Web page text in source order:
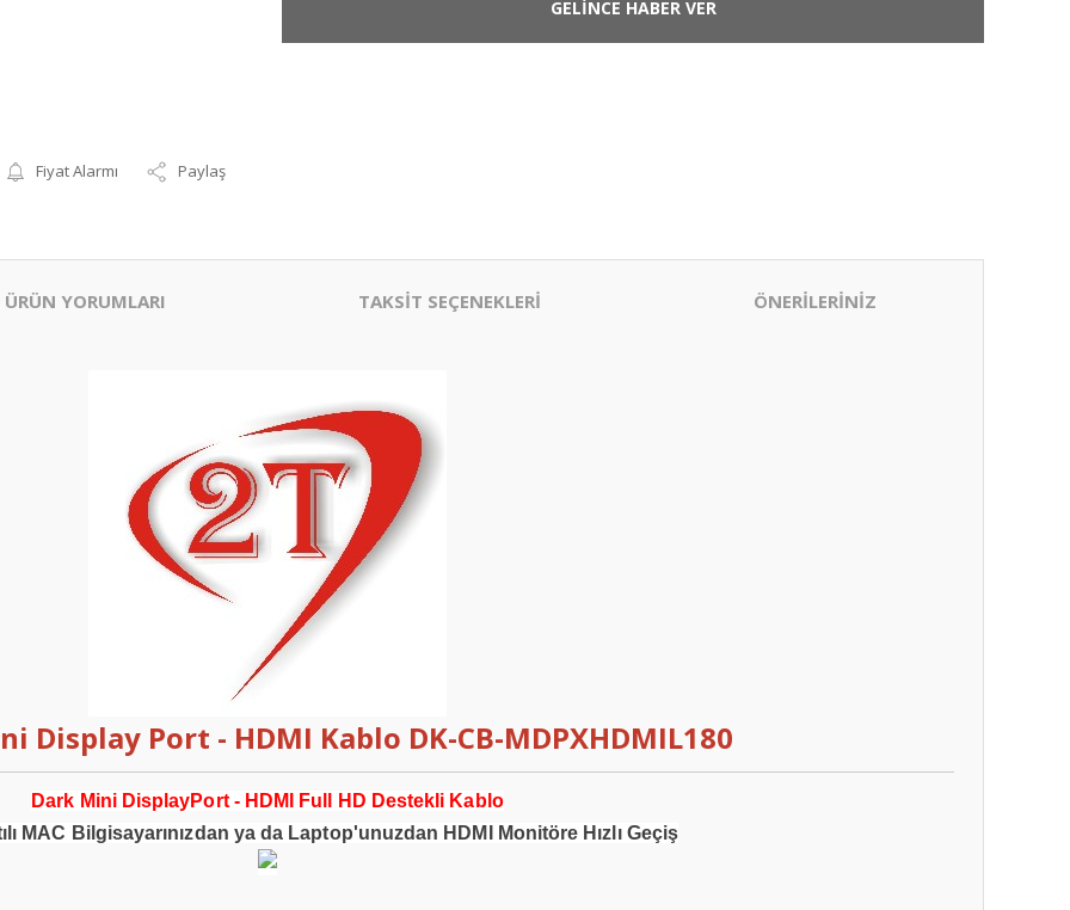
Fiyat Alarmı Paylaş
GELİNCE HABER VER
ÜRÜN YORUMLARI TAKSİT SEÇENEKLERİ ÖNERİLERİNİZ
Display Port - HDMI Kablo DK-CB-MDPXHDMIL180
Dark Mini DisplayPort - HDMI Full HD Destekli Kablo
MAC Bilgisayarınızdan ya da Laptop'unuzdan HDMI Monitöre Hızlı Geçiş